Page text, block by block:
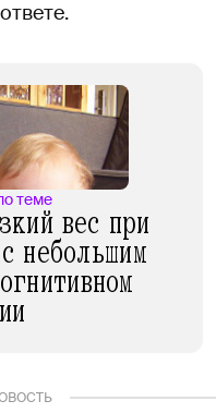
теме
вес при
небольшим